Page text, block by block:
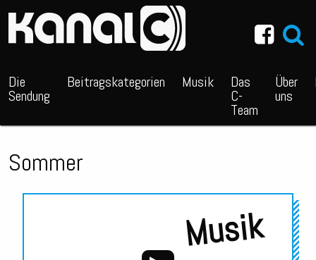
Die
Sendung
Beitragskategorien Musik Das
C-
Team
Über
uns
Sommer
Musik